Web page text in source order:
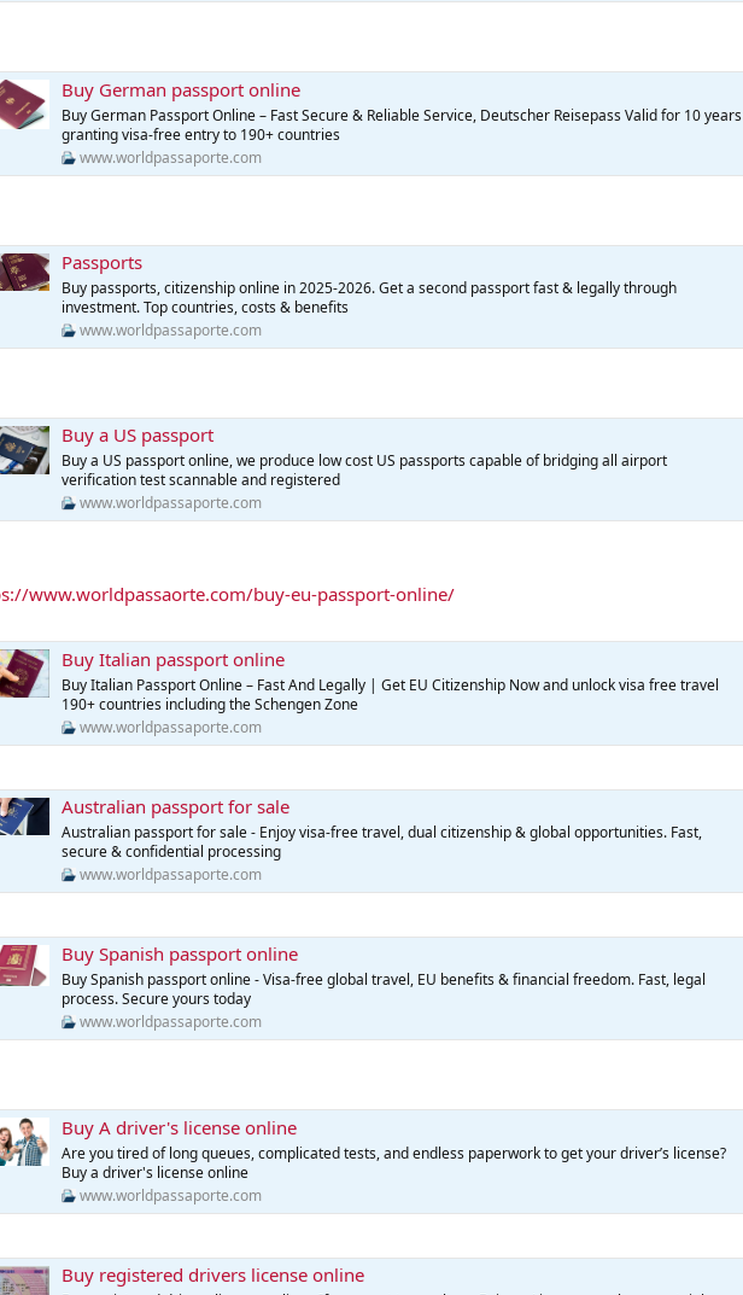
Buy German passport online
Buy German Passport Online – Fast Secure & Reliable Service, Deutscher Reisepass Valid for 10 years
granting visa-free entry to 190+ countries
www.worldpassaporte.com
Passports
Buy passports, citizenship online in 2025-2026. Get a second passport fast & legally through
investment. Top countries, costs & benefits
www.worldpassaporte.com
Buy a US passport
Buy a US passport online, we produce low cost US passports capable of bridging all airport
verification test scannable and registered
www.worldpassaporte.com
www.worldpassaorte.com/buy-eu-passport-online/
Buy Italian passport online
Buy Italian Passport Online – Fast And Legally | Get EU Citizenship Now and unlock visa free travel
190+ countries including the Schengen Zone
www.worldpassaporte.com
Australian passport for sale
Australian passport for sale - Enjoy visa-free travel, dual citizenship & global opportunities. Fast,
secure & confidential processing
www.worldpassaporte.com
Buy Spanish passport online
Buy Spanish passport online - Visa-free global travel, EU benefits & financial freedom. Fast, legal
process. Secure yours today
www.worldpassaporte.com
Buy A driver's license online
Are you tired of long queues, complicated tests, and endless paperwork to get your driver’s license?
Buy a driver's license online
www.worldpassaporte.com
Buy registered drivers license online